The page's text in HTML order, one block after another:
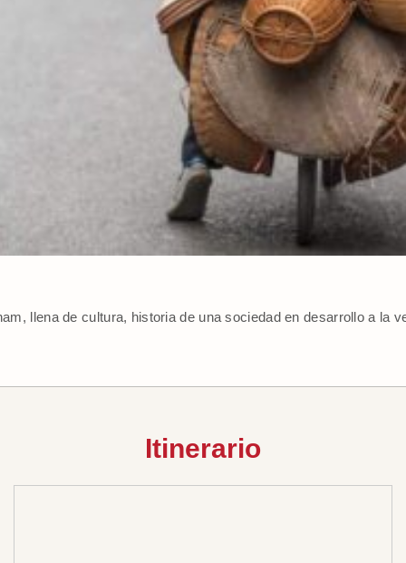
llena de cultura, historia de una sociedad en desarrollo a la
Itinerario